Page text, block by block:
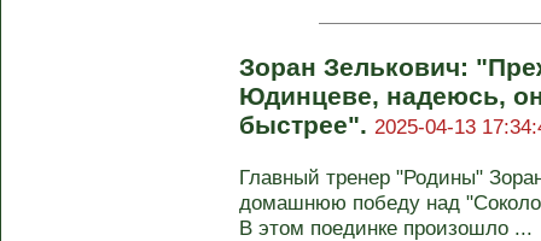
Зоран Зелькович:
Юдинцеве, надеюсь,
быстрее". 2025-04-13
Главный тренер "Родины"
домашнюю победу над
В этом поединке произошло ...